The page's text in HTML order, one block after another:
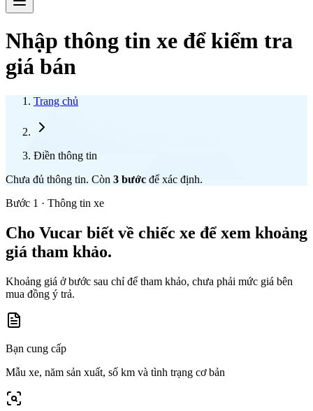
Nhập thông tin xe để kiểm tra
giá bán
Trang chủ
Điền thông tin
Chưa đủ thông tin. Còn 3 bước để xác định.
Bước 1 · Thông tin xe
Cho Vucar biết về chiếc xe để xem khoảng
giá tham khảo.
Khoảng giá ở bước sau chỉ để tham khảo, chưa phải mức giá bên
mua đồng ý trả.
Bạn cung cấp
Mẫu xe, năm sản xuất, số km và tình trạng cơ bản